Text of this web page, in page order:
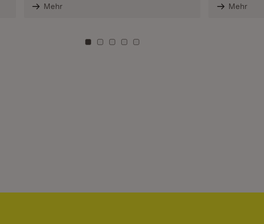
Mehr Mehr
Zu Kachel: 0
Zu Kachel: 3
Zu Kachel: 6
Zu Kachel: 9
Zu Kachel: 12